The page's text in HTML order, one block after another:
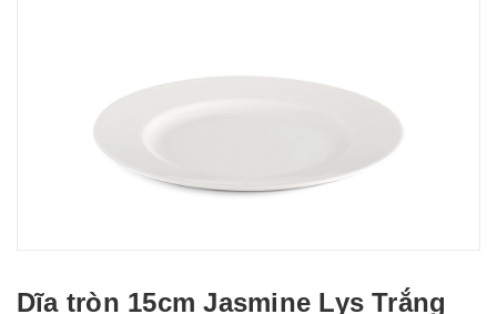
Dĩa tròn 15cm Jasmine Lys Trắng